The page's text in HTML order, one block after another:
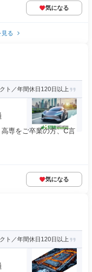
気になる
る
ト／年間休日120日以上
専をご卒業の方、C言
気になる
ト／年間休日120日以上